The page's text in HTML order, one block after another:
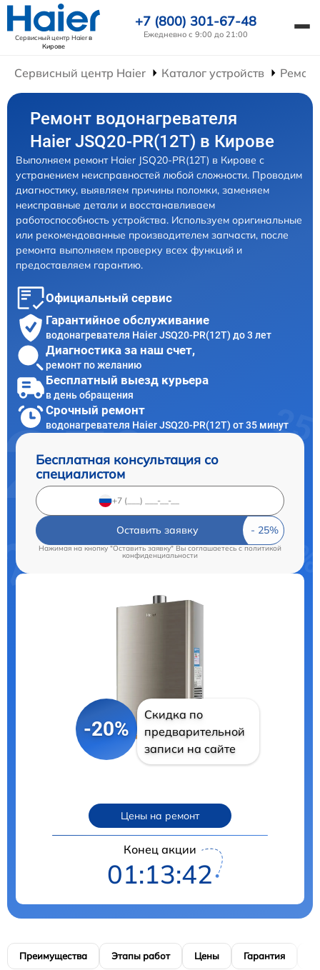
Сервисный центр Haierв
Кирове
+7 (800) 301-67-48
Ежедневно с 9:00 до 21:00
Сервисный центр Haier Каталог устройств
Ремонт водонагревателя
Haier JSQ20-PR(12T) в Кирове
Выполняем ремонт Haier JSQ20-PR(12T) в Кирове с
устранением неисправностей любой сложности. Проводим
диагностику, выявляем причины поломки, заменяем
неисправные детали и восстанавливаем
работоспособность устройства. Используем оригинальные
или рекомендованные производителем запчасти, после
ремонта выполняем проверку всех функций и
предоставляем гарантию.
Официальный сервис
Гарантийное обслуживание
водонагревателя Haier JSQ20-PR(12T) до 3 лет
Диагностика за наш счет,
ремонт по желанию
Бесплатный выезд курьера
в день обращения
Срочный ремонт
водонагревателя Haier JSQ20-PR(12T) от 35 минут
Бесплатная консультация со
специалистом
Оставить заявку
Нажимая на кнопку "Оставить заявку" Вы соглашаетесь cполитикой
конфиденциальности
-20%
Скидка по
предварительной
записи на сайте
Цены на ремонт
Конец акции
01:13:41
Преимущества Этапы работ Цены Гарантия